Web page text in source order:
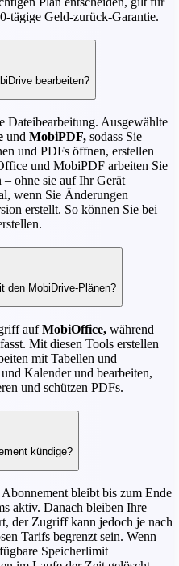
tägige Geld-zurück-Garantie.
bearbeiten?
Dateibearbeitung. Ausgewählte
und MobiPDF, sodass Sie
und PDFs öffnen, erstellen
und MobiPDF arbeiten Sie
– ohne sie auf Ihr Gerät
wenn Sie Änderungen
erstellt. So können Sie bei
den MobiDrive-Plänen?
aufMobiOffice, während
Mit diesen Tools erstellen
mit Tabellen und
Kalender und bearbeiten,
und schützen PDFs.
kündige?
bleibt bis zum Ende
aktiv. Danach bleiben Ihre
der Zugriff kann jedoch je nach
Tarifs begrenzt sein. Wenn
Speicherlimit